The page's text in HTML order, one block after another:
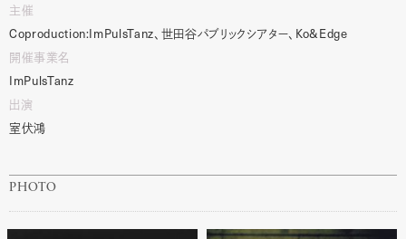
主催
Coproduction:ImPulsTanz、世田谷パブリックシアター、 Ko&Edge
開催事業名
ImPulsTanz
出演
室伏鴻
PHOTO